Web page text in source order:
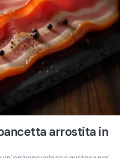
arrostita in